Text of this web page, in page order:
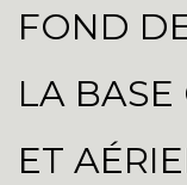
FOND
LA BASE
ET